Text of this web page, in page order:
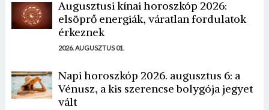
Augusztusi kínai horoszkóp 2026:
elsöprő energiák, váratlan fordulatok
érkeznek
2026. AUGUSZTUS 01.
Napi horoszkóp 2026. augusztus 6: a
Vénusz, a kis szerencse bolygója jegyet
vált